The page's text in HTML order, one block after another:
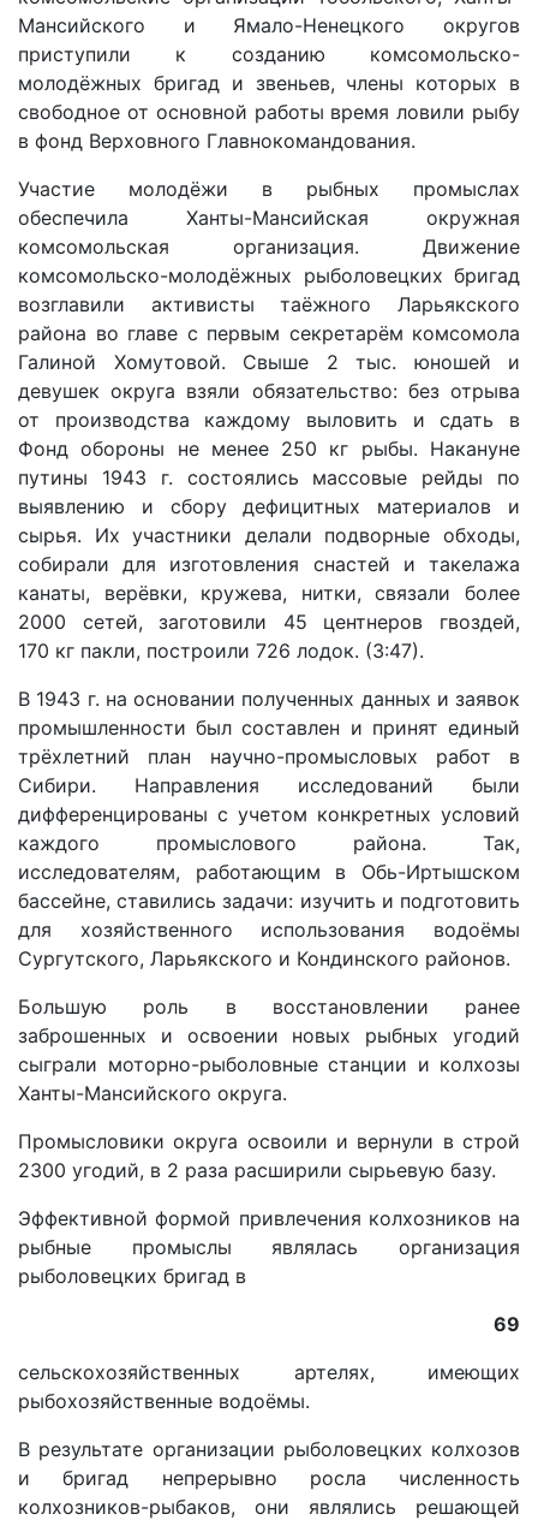
Мансийского и Ямало-Ненецкого округов
приступили к созданию комсомольско-
молодёжных бригад и звеньев, члены которых в
свободное от основной работы время ловили рыбу
в фонд Верховного Главнокомандования.
Участие молодёжи в рыбных промыслах
обеспечила Ханты-Мансийская окружная
комсомольская организация. Движение
комсомольско-молодёжных рыболовецких бригад
возглавили активисты таёжного Ларьякского
района во главе с первым секретарём комсомола
Галиной Хомутовой. Свыше 2 тыс. юношей и
девушек округа взяли обязательство: без отрыва
от производства каждому выловить и сдать в
Фонд обороны не менее 250 кг рыбы. Накануне
путины 1943 г. состоялись массовые рейды по
выявлению и сбору дефицитных материалов и
сырья. Их участники делали подворные обходы,
собирали для изготовления снастей и такелажа
канаты, верёвки, кружева, нитки, связали более
2000 сетей, заготовили 45 центнеров гвоздей,
170 кг пакли, построили 726 лодок. (3:47).
В 1943 г. на основании полученных данных и заявок
промышленности был составлен и принят единый
трёхлетний план научно-промысловых работ в
Сибири. Направления исследований были
дифференцированы с учетом конкретных условий
каждого промыслового района. Так,
исследователям, работающим в Обь-Иртышском
бассейне, ставились задачи: изучить и подготовить
для хозяйственного использования водоёмы
Сургутского, Ларьякского и Кондинского районов.
Большую роль в восстановлении ранее
заброшенных и освоении новых рыбных угодий
сыграли моторно-рыболовные станции и колхозы
Ханты-Мансийского округа.
Промысловики округа освоили и вернули в строй
2300 угодий, в 2 раза расширили сырьевую базу.
Эффективной формой привлечения колхозников на
рыбные промыслы являлась организация
рыболовецких бригад в
69
сельскохозяйственных артелях, имеющих
рыбохозяйственные водоёмы.
В результате организации рыболовецких колхозов
и бригад непрерывно росла численность
колхозников-рыбаков, они являлись решающей